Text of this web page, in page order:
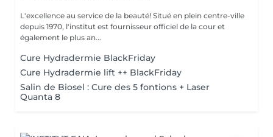
L'excellence au service de la beauté! Situé en plein centre-ville
depuis 1970, l'institut est fournisseur officiel de la cour et
également le plus an...
Cure Hydradermie BlackFriday
Cure Hydradermie lift ++ BlackFriday
Salin de Biosel : Cure des 5 fontions + Laser
Quanta 8